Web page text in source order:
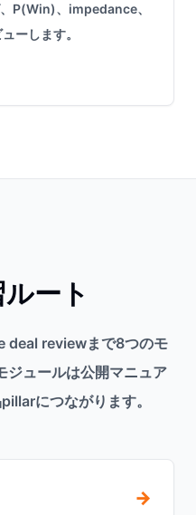
P(Win)、impedance、
ーします。
ート
deal reviewまで8つのモ
ジュールは公開マニュア
につながります。
→